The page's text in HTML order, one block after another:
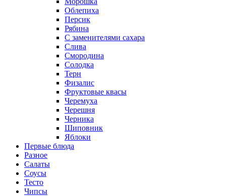
Облепиха
Персик
Рябина
С заменителями сахара
Слива
Смородина
Солодка
Терн
Физалис
Фруктовые квасы
Черемуха
Черешня
Черника
Шиповник
Яблоки
Первые блюда
Разное
Салаты
Соусы
Тесто
Чипсы